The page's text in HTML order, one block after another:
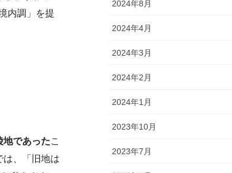
内調」を提
地であったこ
は、「旧地は
2024年8月
2024年4月
2024年3月
2024年2月
2024年1月
2023年10月
2023年7月